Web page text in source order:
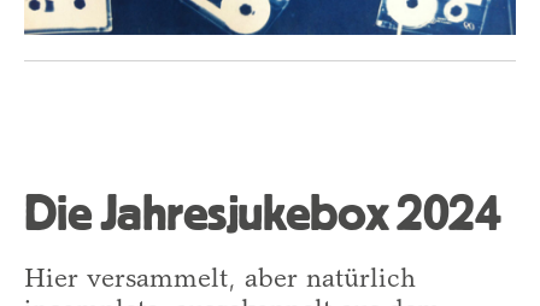
Die Jahresjukebox 2024
Hier versammelt, aber natürlich